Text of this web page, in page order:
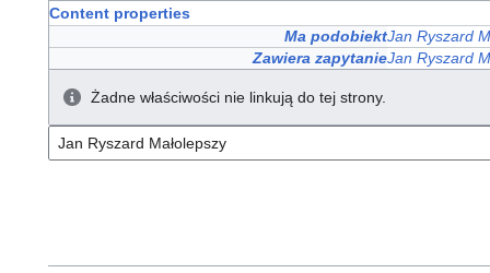
Content properties
Ma podobiektJan Ryszard
Zawiera zapytanieJan Ryszard
Żadne właściwości nie linkują do tej strony.